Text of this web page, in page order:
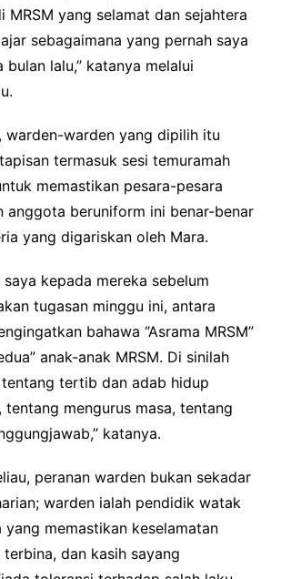
MRSM yang selamat dan sejahtera
sebagaimana yang pernah saya
lalu,’’ katanya melalui
warden-warden yang dipilih itu
termasuk sesi temuramah
memastikan pesara-pesara
anggota beruniform ini benar-benar
yang digariskan oleh Mara.
saya kepada mereka sebelum
tugasan minggu ini, antara
bahawa “Asrama MRSM”
anak-anak MRSM. Di sinilah
tertib dan adab hidup
tentang mengurus masa, tentang
katanya.
peranan warden bukan sekadar
warden ialah pendidik watak
yang memastikan keselamatan
dan kasih sayang